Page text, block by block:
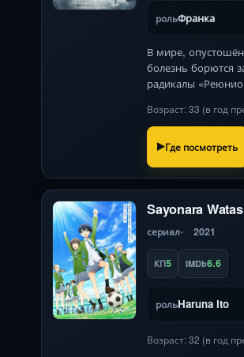
рольФранка
В мире,
болезнь борются
радикалы
Возраст: 33 (в год
Где посмотреть
Sayonara
сериал 2021
КП5 IMDb6.6
рольHaruna Ito
Возраст: 32 (в год